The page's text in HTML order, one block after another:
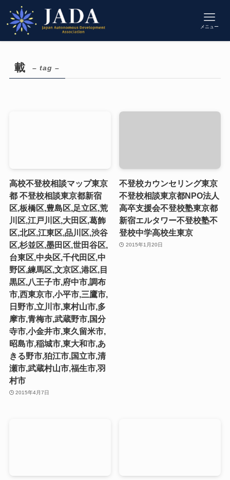
メニュー
載 – tag –
高校不登校相談マップ東京
都 不登校相談東京都新宿
区,板橋区,豊島区,足立区,荒
川区,江戸川区,大田区,葛飾
区,北区,江東区,品川区,渋谷
区,杉並区,墨田区,世田谷区,
台東区,中央区,千代田区,中
野区,練馬区,文京区,港区,目
黒区,八王子市,府中市,調布
市,西東京市,小平市,三鷹市,
日野市,立川市,東村山市,多
摩市,青梅市,武蔵野市,国分
寺市,小金井市,東久留米市,
昭島市,稲城市,東大和市,あ
きる野市,狛江市,国立市,清
瀬市,武蔵村山市,福生市,羽
村市
2015年4月7日
不登校カウンセリング東京
不登校相談東京都NPO法人
高卒支援会不登校塾東京都
新宿エルタワー不登校塾不
登校中学高校生東京
2015年1月20日